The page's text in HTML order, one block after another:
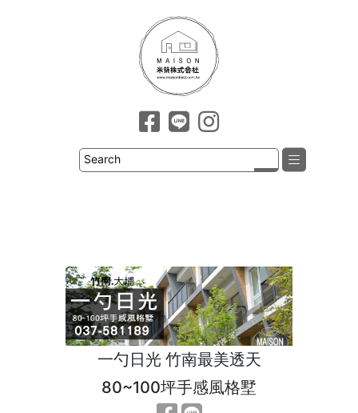
一勺日光 竹南最美透天
80~100坪手感風格墅